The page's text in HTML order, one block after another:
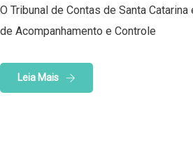
O Tribunal de Contas de Santa
de Acompanhamento e Controle
Leia Mais